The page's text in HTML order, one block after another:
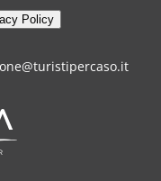
Policy